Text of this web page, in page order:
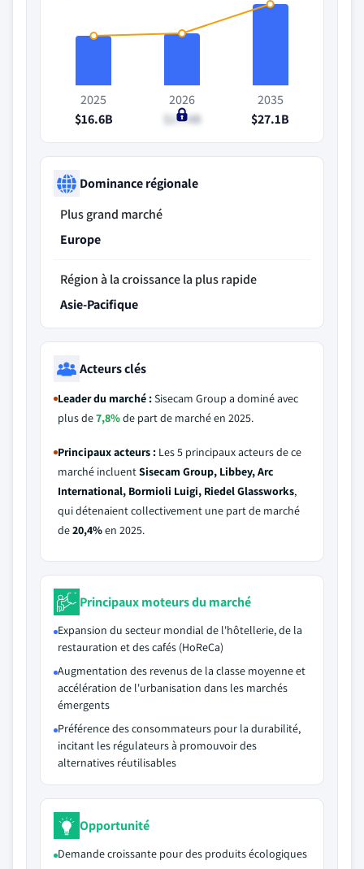
2025
$16.6B
2026
$17.4B
2035
$27.1B
Dominance régionale
Plus grand marché
Europe
Région à la croissance la plus rapide
Asie-Pacifique
Acteurs clés
Leader du marché :Sisecam Group a dominé avec
plus de7,8%de part de marché en 2025.
Principaux acteurs : Les 5 principaux acteurs de ce
marché incluentSisecam Group, Libbey, Arc
International, Bormioli Luigi, Riedel Glassworks,
qui détenaient collectivement une part de marché
de20,4%en 2025.
Principaux moteurs du marché
Expansion du secteur mondial de l'hôtellerie, de la
restauration et des cafés (HoReCa)
Augmentation des revenus de la classe moyenne et
accélération de l'urbanisation dans les marchés
émergents
Préférence des consommateurs pour la durabilité,
incitant les régulateurs à promouvoir des
alternatives réutilisables
Opportunité
Demande croissante pour des produits écologiques